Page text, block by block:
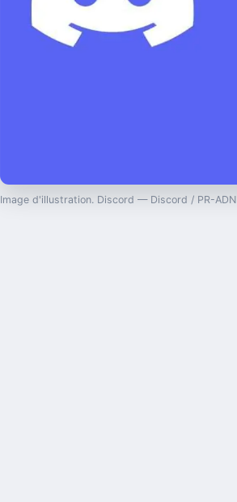
Image d'illustration. Discord — Discord / PR-ADN